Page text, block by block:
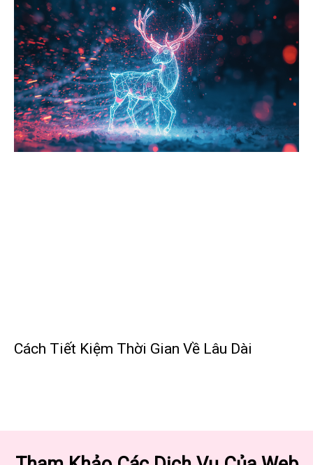
Cách Tiết Kiệm Thời Gian Về Lâu Dài